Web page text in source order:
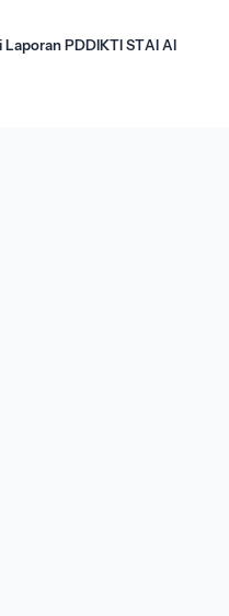
Laporan PDDIKTI STAI Al